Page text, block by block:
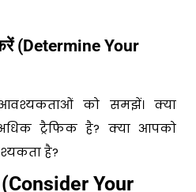
करें (Determine Your
को समझें। क्या
ट्रैफिक है? क्या आपको
है?
(Consider Your